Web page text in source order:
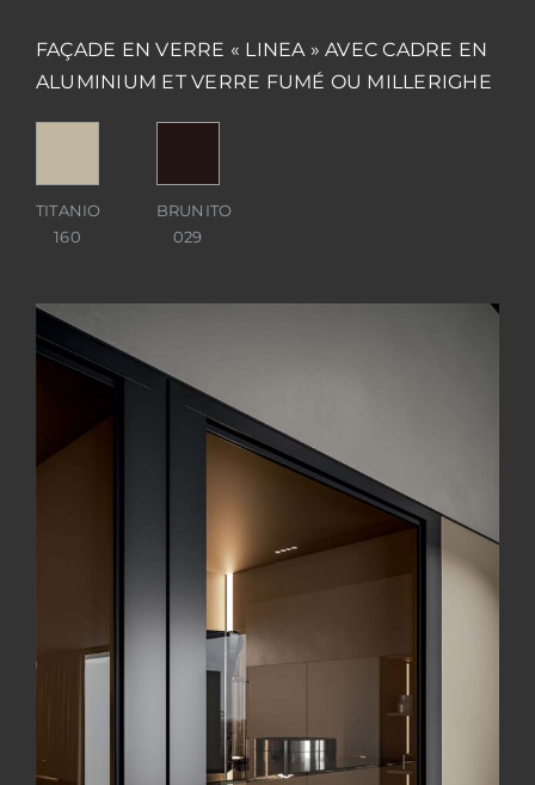
FAÇADE EN VERRE « LINEA » AVEC CADRE EN
ALUMINIUM ET VERRE FUMÉ OU MILLERIGHE
TITANIO
160
BRUNITO
029